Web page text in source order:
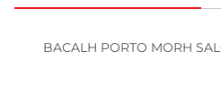
BACALH PORTO MORH